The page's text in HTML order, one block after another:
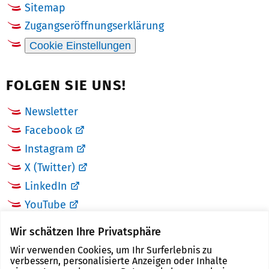
Wir schätzen Ihre Privatsphäre
Wir verwenden Cookies, um Ihr Surferlebnis zu
verbessern, personalisierte Anzeigen oder Inhalte
Sitemap
Zugangseröffnungserklärung
Cookie Einstellungen
FOLGEN SIE UNS!
Newsletter
Facebook
Instagram
X (Twitter)
LinkedIn
YouTube
LINKS